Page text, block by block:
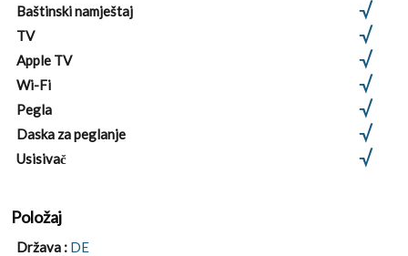
Baštinski namještaj
TV
Apple TV
Wi-Fi
Pegla
Daska za peglanje
Usisivač
Položaj
Država : DE